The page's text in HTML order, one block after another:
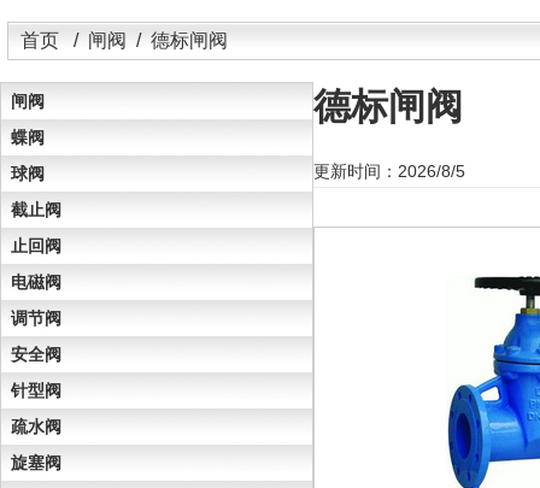
首页 / 闸阀 / 德标闸阀
闸阀
蝶阀
球阀
截止阀
止回阀
电磁阀
调节阀
安全阀
针型阀
疏水阀
旋塞阀
德标闸阀
更新时间：2026/8/5